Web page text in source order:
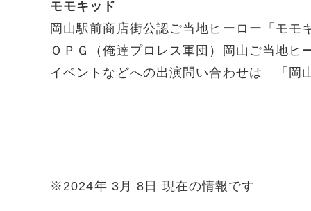
モモキッド
岡山駅前商店街公認ご当地ヒーロー「モモ
ＯＰＧ（俺達プロレス軍団）岡山ご当地ヒ
イベントなどへの出演問い合わせは 「岡
※2024年 3月 8日 現在の情報です